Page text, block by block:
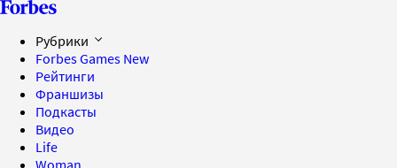
Рубрики
Forbes Games New
Рейтинги
Франшизы
Подкасты
Видео
Life
Woman